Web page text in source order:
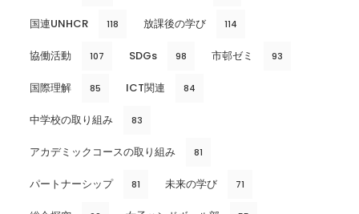
国連UNHCR 118 放課後の学び 114
協働活動 107 SDGs 98 市邨ゼミ 93
国際理解 85 ICT関連 84
中学校の取り組み 83
アカデミックコースの取り組み 81
パートナーシップ 81 未来の学び 71